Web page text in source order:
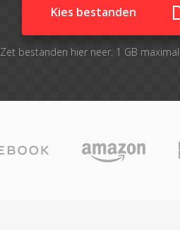
Kies bestanden
Zet bestanden hier neer. 1 GB